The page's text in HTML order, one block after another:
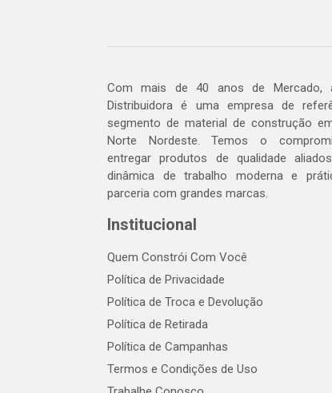
Com mais de 40 anos de Mercado,
Distribuidora é uma empresa de
segmento de material de construção
Norte Nordeste. Temos o
entregar produtos de qualidade
dinâmica de trabalho moderna e
parceria com grandes marcas.
Institucional
Quem Constrói Com Você
Política de Privacidade
Política de Troca e Devolução
Política de Retirada
Política de Campanhas
Termos e Condições de Uso